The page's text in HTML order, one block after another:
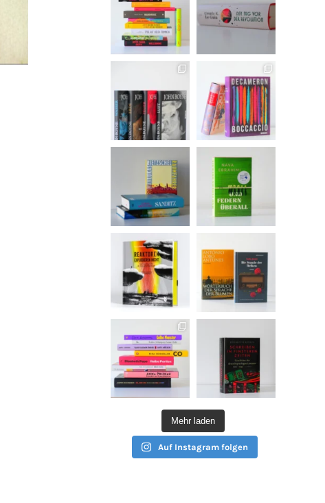
Mehr laden
Auf Instagram folgen